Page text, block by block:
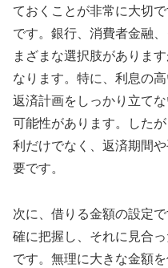
ておくことが非常に大切
です。銀行、消費者金融
まざまな選択肢がありま
なります。特に、利息の
返済計画をしっかり立て
可能性があります。した
利だけでなく、返済期間
要です。
次に、借りる金額の設定
確に把握し、それに見合
です。無理に大きな金額